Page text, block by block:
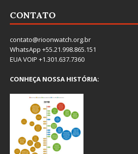
CONTATO
contato@rioonwatch.org.br
WhatsApp +55.21.998.865.151
EUA VOIP +1.301.637.7360
CONHEÇA NOSSA HISTÓRIA: